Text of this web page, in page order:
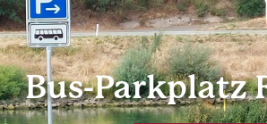
Bus-Parkplatz